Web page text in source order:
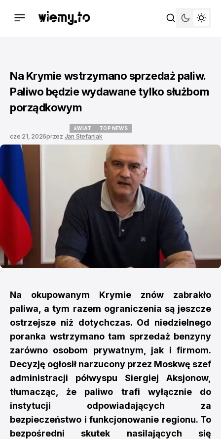
Na Krymie wstrzymano sprzedaż paliw.
Paliwo będzie wydawane tylko służbom
porządkowym
ŚWIAT TOP NEWS
cze 21, 2026przez Jan Stefaniak
Na okupowanym Krymie znów zabrakło
paliwa, a tym razem ograniczenia są jeszcze
ostrzejsze niż dotychczas. Od niedzielnego
poranka wstrzymano tam sprzedaż benzyny
zarówno osobom prywatnym, jak i firmom.
Decyzję ogłosił narzucony przez Moskwę szef
administracji półwyspu Siergiej Aksjonow,
tłumacząc, że paliwo trafi wyłącznie do
instytucji odpowiadających za
bezpieczeństwo i funkcjonowanie regionu. To
bezpośredni skutek nasilających się